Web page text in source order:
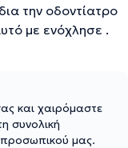
την οδοντίατρο
με ενόχλησε .
και χαιρόμαστε
συνολική
προσωπικού μας.